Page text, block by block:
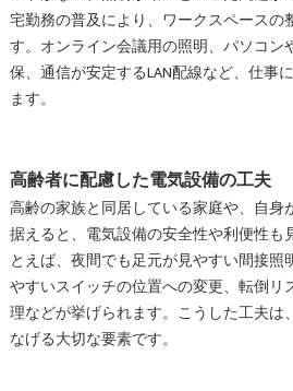
宅勤務の普及により、ワークスペースの
す。オンライン会議用の照明、パソコン
保、通信が安定するLAN配線など、仕事
ます。
高齢者に配慮した電気設備の工夫
高齢の家族と同居している家庭や、自身
据えると、電気設備の安全性や利便性も
とえば、夜間でも足元が見やすい間接照
やすいスイッチの位置への変更、転倒リ
理などが挙げられます。こうした工夫は
なげる大切な要素です。